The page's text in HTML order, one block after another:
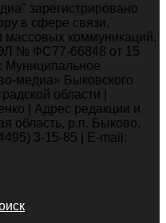
зарегистрировано
в сфере связи,
коммуникаций.
ЭЛ № ФС77-66848 от 15
Муниципальное
медиа» Быковского
области |
| Адрес редакции и
область, р.п. Быково,
3-15-85 | E-mail: